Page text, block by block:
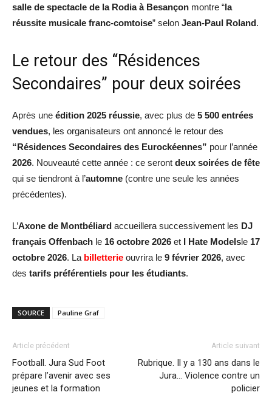
salle de spectacle de la Rodia à Besançon montre “la
réussite musicale franc-comtoise” selon Jean-Paul Roland.
Le retour des “Résidences
Secondaires” pour deux soirées
Après une édition 2025 réussie, avec plus de 5 500 entrées
vendues, les organisateurs ont annoncé le retour des
“Résidences Secondaires des Eurockéennes” pour l’année
2026. Nouveauté cette année : ce seront deux soirées de fête
qui se tiendront à l’automne (contre une seule les années
précédentes).
L’Axone de Montbéliard accueillera successivement les DJ
français Offenbach le 16 octobre 2026 et I Hate Modelsle 17
octobre 2026. La billetterie ouvrira le 9 février 2026, avec
des tarifs préférentiels pour les étudiants.
SOURCE Pauline Graf
Article précédent
Football. Jura Sud Foot
prépare l’avenir avec ses
jeunes et la formation
Article suivant
Rubrique. Il y a 130 ans dans le
Jura… Violence contre un
policier